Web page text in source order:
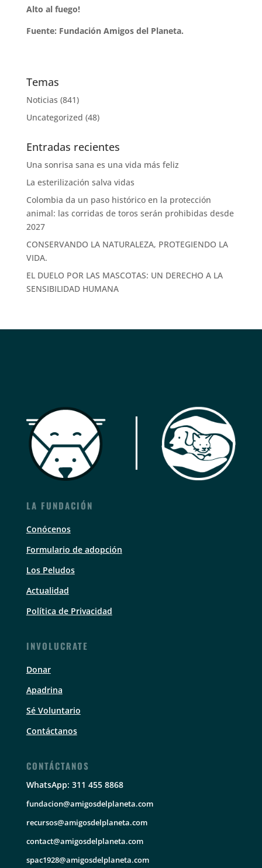
Alto al fuego!
Fuente: Fundación Amigos del Planeta.
Temas
Noticias (841)
Uncategorized (48)
Entradas recientes
Una sonrisa sana es una vida más feliz
La esterilización salva vidas
Colombia da un paso histórico en la protección
animal: las corridas de toros serán prohibidas desde
2027
CONSERVANDO LA NATURALEZA, PROTEGIENDO LA
VIDA.
EL DUELO POR LAS MASCOTAS: UN DERECHO A LA
SENSIBILIDAD HUMANA
LA FUNDACIÓN
Conócenos
Formulario de adopción
Los Peludos
Actualidad
Política de Privacidad
INVOLUCRATE
Donar
Apadrina
Sé Voluntario
Contáctanos
CONTÁCTANOS
WhatsApp: 311 455 8868
fundacion@amigosdelplaneta.com
recursos@amigosdelplaneta.com
contact@amigosdelplaneta.com
spac1928@amigosdelplaneta.com